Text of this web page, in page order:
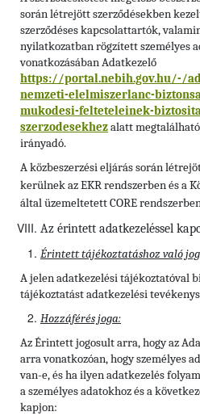
során létrejött szerződésekben
szerződéses kapcsolattartók,
nyilatkozatban rögzített személyes
vonatkozásában Adatkezelő
https://portal.nebih.gov.hu/-/
nemzeti-elelmiszerlanc-
mukodesi-felteteleinek-
szerzodesekhezalatt
irányadó.
A közbeszerzési eljárás során
kerülnek az EKR rendszerben és a
által üzemeltetett CORE
Az érintett adatkezeléssel
Érintett tájékoztatáshoz való
A jelen adatkezelési tájékoztatóval
tájékoztatást adatkezelési
Hozzáférés joga:
Az Érintett jogosult arra, hogy az
arra vonatkozóan, hogy személyes
van-e, és ha ilyen adatkezelés
a személyes adatokhoz és a
kapjon: